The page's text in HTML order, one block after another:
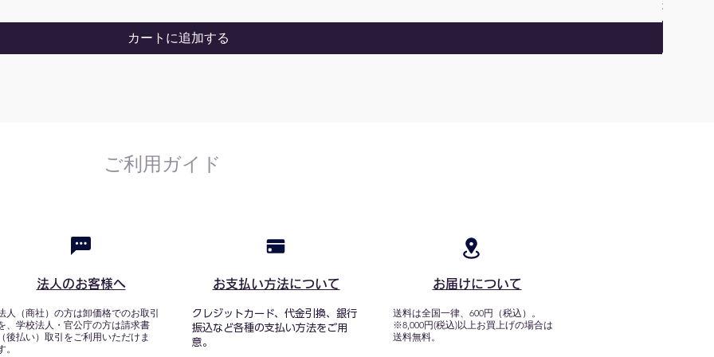
カートに追加する
消費税込み
ご利用ガイド
法人のお客様へ
人（商社）の方は卸価格でのお取引
、学校法人・官公庁の方は請求書
後払い）取引をご利用いただけま
。
お支払い方法について
クレジットカード、代金引換、銀行
振込など各種の支払い方法をご用
意。
お届けについて
送料は全国一律、600円（税込）。
※8,000円(税込)以上お買上げの場合は
送料無料。